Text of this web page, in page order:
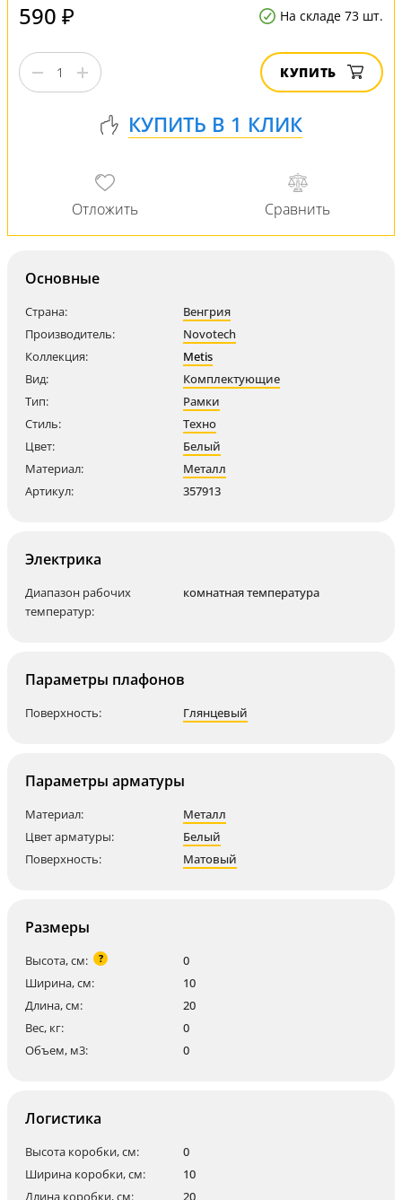
590 ₽ На складе 73 шт.
КУПИТЬ
Основные
Страна:
Венгрия
Производитель:
Novotech
Коллекция:
Metis
Вид:
Комплектующие
Тип:
Рамки
Стиль:
Техно
Цвет:
Белый
Материал:
Металл
Артикул:
357913
Электрика
Диапазон рабочих
температур:
комнатная температура
Параметры плафонов
Поверхность: Глянцевый
Параметры арматуры
Материал:
Металл
Цвет арматуры:
Белый
Поверхность:
Матовый
Размеры
Высота, см: ?
0
Ширина, см:
10
Длина, см:
20
Вес, кг:
0
Объем, м3:
0
Логистика
Высота коробки, см:
0
Ширина коробки, см:
10
Длина коробки, см:
20